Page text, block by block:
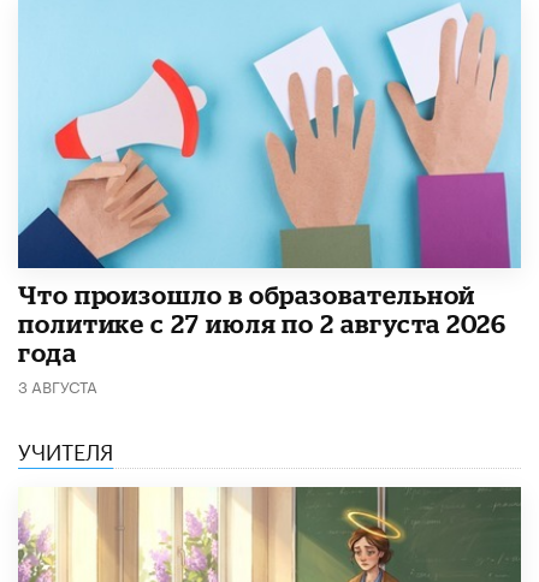
​Что произошло в образовательной
политике с 27 июля по 2 августа 2026
года
3 АВГУСТА
УЧИТЕЛЯ